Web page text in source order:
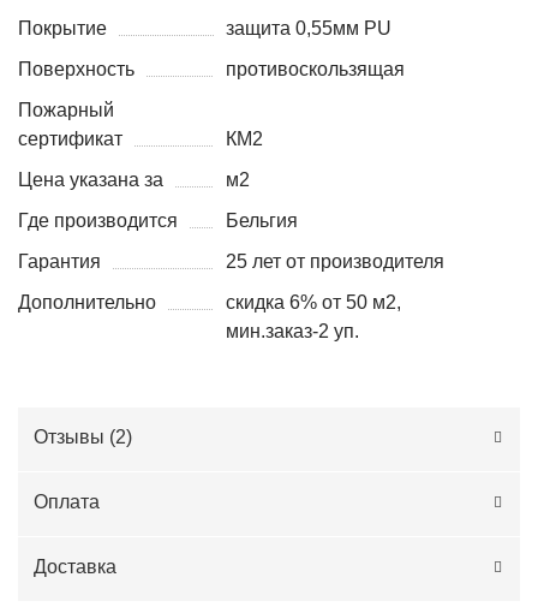
Покрытие
защита 0,55мм PU
Поверхность
противоскользящая
Пожарный
сертификат
КМ2
Цена указана за
м2
Где производится
Бельгия
Гарантия
25 лет от производителя
Дополнительно
скидка 6% от 50 м2,
мин.заказ-2 уп.
Отзывы (2)
Оплата
Доставка